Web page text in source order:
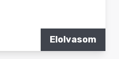
Elolvasom